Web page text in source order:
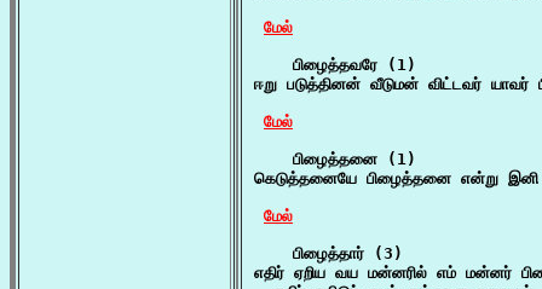
மேல்
    பிழைத்தவரே (1)
ஈறு படுத்தினன் வீடுமன் விட்டவர் யாவர்
மேல்
    பிழைத்தனை (1)
கெடுத்தனையே பிழைத்தனை என்று
மேல்
    பிழைத்தார் (3)
எதிர் ஏறிய வய மன்னரில் எம் மன்னர்